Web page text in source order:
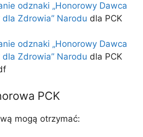
odznaki „Honorowy Dawca
dla Zdrowia” Narodu dla PCK
odznaki „Honorowy Dawca
dla Zdrowia” Narodu dla PCK
PCK
mogą otrzymać: